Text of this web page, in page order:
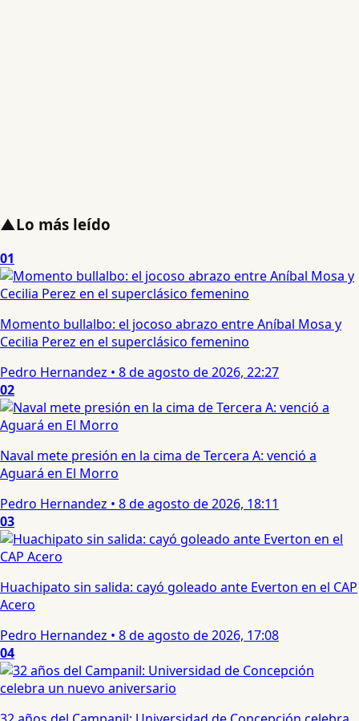
▲Lo más leído
01
Momento bullalbo: el jocoso abrazo entre Aníbal Mosa y
Cecilia Perez en el superclásico femenino
Pedro Hernandez • 8 de agosto de 2026, 22:27
02
Naval mete presión en la cima de Tercera A: venció a
Aguará en El Morro
Pedro Hernandez • 8 de agosto de 2026, 18:11
03
Huachipato sin salida: cayó goleado ante Everton en el CAP
Acero
Pedro Hernandez • 8 de agosto de 2026, 17:08
04